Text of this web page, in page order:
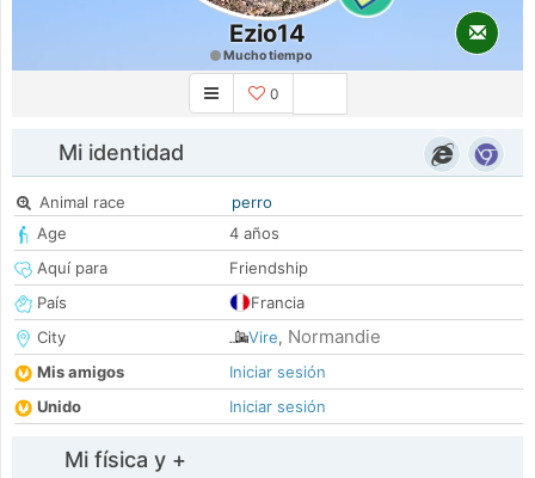
Ezio14
Mucho tiempo
0
Mi identidad
Animal race
perro
Age
4 años
Aquí para
Friendship
País
Francia
City
Vire, Normandie
Mis amigos
Iniciar sesión
Unido
Iniciar sesión
Mi física y +